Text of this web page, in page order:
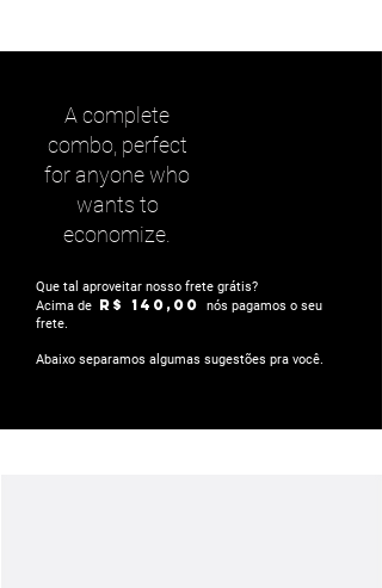
A complete
combo, perfect
for anyone who
wants to
economize.
Que tal aproveitar nosso frete grátis?
Acima de R$ 140,00 nós pagamos o seu
frete.
Abaixo separamos algumas sugestões pra você.